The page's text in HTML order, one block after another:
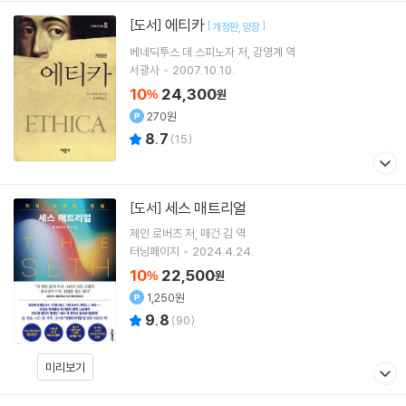
[도서] 에티카 [개정판 양장]
베네딕투스 데 스피노자저 강영계 역
서광사
2007.10.10.
10% 24,300원
270원
8.7 (15)
미리보기
[도서] 세스 매트리얼
제인 로버츠 저 매건 김 역
터닝페이지
2024.4.24.
10% 22,500원
1,250원
9.8 (90)